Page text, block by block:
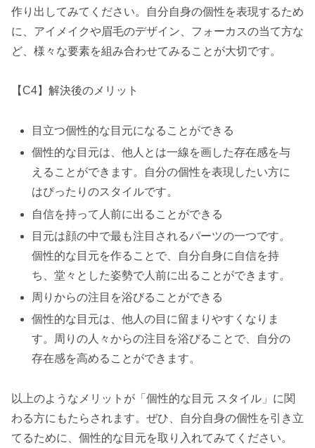
作り出してみてください。自分自身の個性を表現するため
に、アイメイクや眉毛のデザイン、フォーカスの当て方な
ど、様々な要素を組み合わせてみることが大切です。
【C4】解決後のメリット
目立つ個性的な目元になることができる
個性的な目元は、他人とは一線を画した存在感を与
えることができます。自分の個性を表現したい方に
はぴったりのスタイルです。
自信を持って人前に出ることができる
目元は顔の中で最も注目されるパーツの一つです。
個性的な目元を作ることで、自分自身に自信を持
ち、堂々とした姿勢で人前に出ることができます。
周りからの注目を浴びることができる
個性的な目元は、他人の目に留まりやすくなりま
す。周りの人々からの注目を浴びることで、自分の
存在感を高めることができます。
以上のようなメリットが「個性的な目元 スタイル」に関
わる方にもたらされます。ぜひ、自分自身の個性を引き立
てるために、個性的な目元を取り入れてみてください。